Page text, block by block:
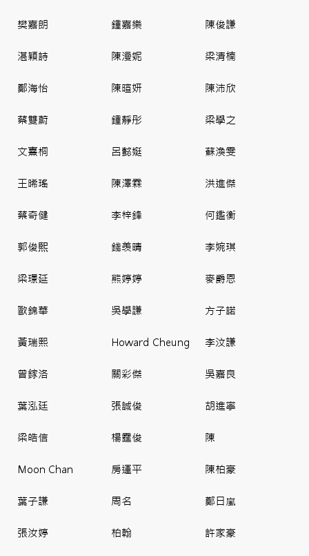
樊嘉朗 鍾嘉樂 陳俊謙
湛穎詩 陳漫妮 梁清楠
鄭海怡 陳暄妍 陳沛欣
蔡雙蔚 鍾靜彤 梁學之
文熹桐 呂懿娗 蘇渙雯
王晞瑤 陳澤霖 洪進傑
蔡奇健 李梓鋒 何鑑衡
郭俊𤋮 錢羡晴 李婉琪
梁璟延 熊婷婷 麥爵恩
歐錦華 吳學謙 方子諾
黃瑞熙 Howard Cheung 李汶謙
曾鎵洛 關彩傑 吳嘉良
葉泓廷 張誠俊 胡進寧
梁皓信 楊霆俊 陳
Moon Chan 房運平 陳柏豪
葉子謙 周名 鄭日嵐
張汝婷 柏翰 許家豪